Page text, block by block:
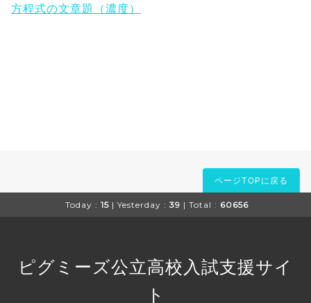
方程式の文章題（濃度）
ページTOPに戻る
Today : 15 | Yesterday : 39 | Total : 60656
ピグミーズ公立高校入試支援サイ
ト